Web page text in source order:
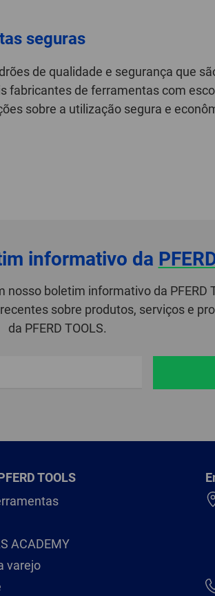
seguras
de qualidade e segurança que
de ferramentas com
sobre a utilização segura e
informativo da
boletim informativo da PFERD
sobre produtos, serviços e
da PFERD TOOLS.
TOOLS
ACADEMY
varejo